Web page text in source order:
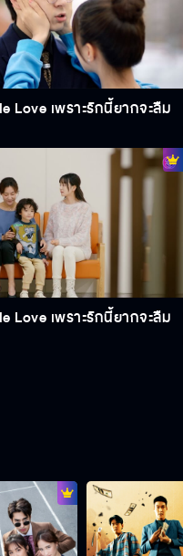
Love เพราะรักนี้ยากจะลืม
Love เพราะรักนี้ยากจะลืม